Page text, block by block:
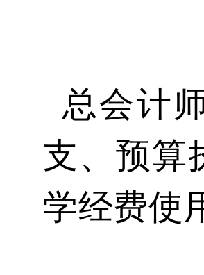
总会计
支、预算
学经费使